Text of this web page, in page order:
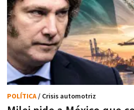
POLÍTICA/ Crisis automotriz